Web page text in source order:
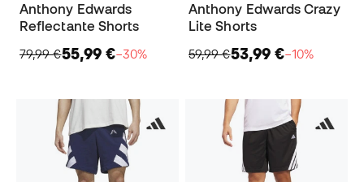
Anthony Edwards
Reflectante Shorts
79,99 €55,99 €−30%
Anthony Edwards Crazy
Lite Shorts
59,99 €53,99 €−10%